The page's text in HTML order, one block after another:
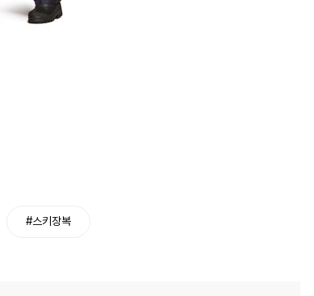
#스키장복